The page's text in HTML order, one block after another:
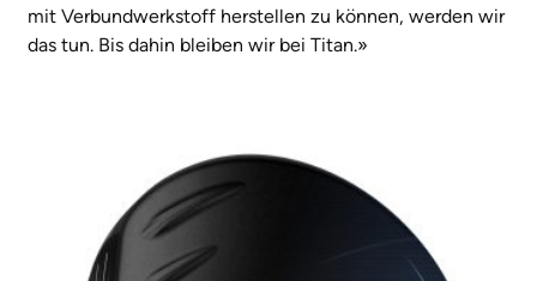
mit Verbundwerkstoff herstellen zu können, werden wir
das tun. Bis dahin bleiben wir bei Titan.»